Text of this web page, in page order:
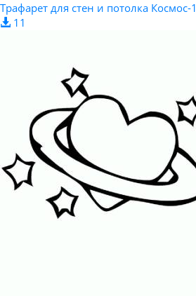
Трафарет для стен и потолка Космос-1
11